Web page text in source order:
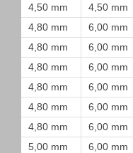
4,50 mm
4,50 mm
4,80 mm
6,00 mm
4,80 mm
6,00 mm
4,80 mm
6,00 mm
4,80 mm
6,00 mm
4,80 mm
6,00 mm
4,80 mm
6,00 mm
5,00 mm
6,00 mm